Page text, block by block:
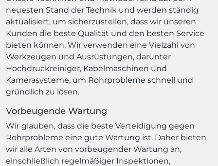
neuesten Stand der Technik und werden ständig
aktualisiert, um sicherzustellen, dass wir unseren
Kunden die beste Qualität und den besten Service
bieten können. Wir verwenden eine Vielzahl von
Werkzeugen und Ausrüstungen, darunter
Hochdruckreiniger, Kabelmaschinen und
Kamerasysteme, um Rohrprobleme schnell und
gründlich zu lösen.
Vorbeugende Wartung
Wir glauben, dass die beste Verteidigung gegen
Rohrprobleme eine gute Wartung ist. Daher bieten
wir alle Arten von vorbeugender Wartung an,
einschließlich regelmäßiger Inspektionen,